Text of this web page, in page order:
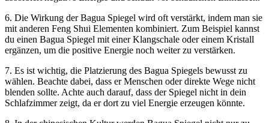
6. ​Die ⁤Wirkung der Bagua Spiegel wird oft verstärkt,⁣ indem‍ man⁤ sie
⁢mit anderen ‌Feng Shui Elementen kombiniert. Zum Beispiel kannst
du einen Bagua Spiegel mit einer Klangschale oder einem Kristall
ergänzen, um die ‍positive ‍Energie noch weiter zu verstärken.
7. Es ist⁤ wichtig, die Platzierung des Bagua Spiegels bewusst ⁣zu
wählen. Beachte dabei, dass er ‍Menschen oder direkte Wege ​nicht
blenden sollte. ​Achte​ auch darauf, dass der⁤ Spiegel‍ nicht ⁢in dein
Schlafzimmer zeigt,⁣ da er dort‌ zu‌ viel Energie ‌erzeugen⁤ könnte.